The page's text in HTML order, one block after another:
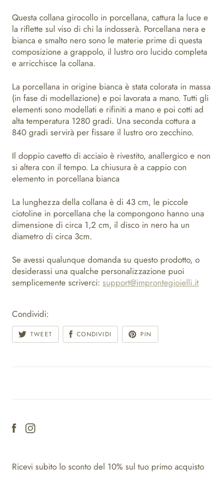
Questa collana girocollo in porcellana, cattura la luce e
la riflette sul viso di chi la indosserà. Porcellana nera e
bianca e smalto nero sono le materie prime di questa
composizione a grappolo, il lustro oro lucido completa
e arricchisce la collana.
La porcellana in origine bianca è stata colorata in massa
(in fase di modellazione) e poi lavorata a mano. Tutti gli
elementi sono modellati e rifiniti a mano e poi cotti ad
alta temperatura 1280 gradi. Una seconda cottura a
840 gradi servirà per fissare il lustro oro zecchino.
Il doppio cavetto di acciaio è rivestito, anallergico e non
si altera con il tempo. La chiusura è a cappio con
elemento in porcellana bianca
La lunghezza della collana è di 43 cm, le piccole
ciotoline in porcellana che la compongono hanno una
dimensione di circa 1,2 cm, il disco in nero ha un
diametro di circa 3cm.
Se avessi qualunque domanda su questo prodotto, o
desiderassi una qualche personalizzazione puoi
semplicemente scriverci: support@improntegioielli.it
Condividi:
TWEET CONDIVIDI PIN
Ricevi subito lo sconto del 10% sul tuo primo acquisto